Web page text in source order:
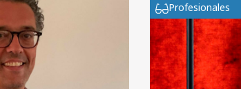
Profesionales